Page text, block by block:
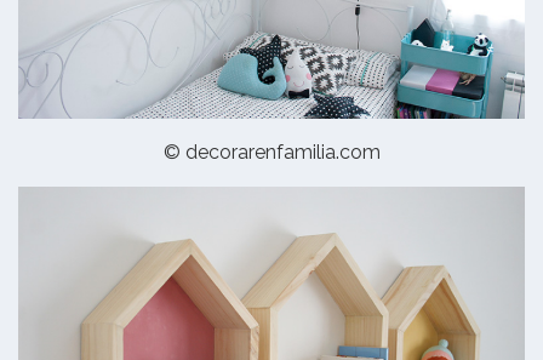
© decorarenfamilia.com